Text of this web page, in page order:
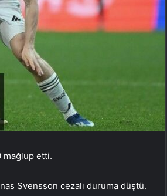
mağlup etti.
Svensson cezalı duruma düştü.